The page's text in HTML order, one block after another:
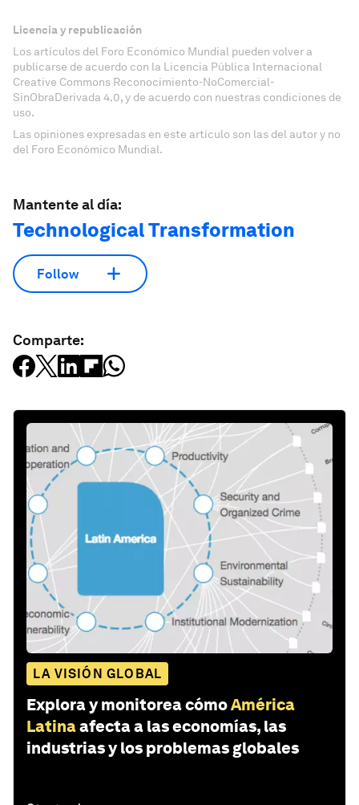
Licencia y republicación
Los artículos del Foro Económico Mundial pueden volver a
publicarse de acuerdo con la Licencia Pública Internacional
Creative Commons Reconocimiento-NoComercial-
SinObraDerivada 4.0, y de acuerdo con nuestras condiciones de
uso.
Las opiniones expresadas en este artículo son las del autor y no
del Foro Económico Mundial.
Mantente al día:
Technological Transformation
Follow
Comparte:
LA VISIÓN GLOBAL
Explora y monitorea cómoAmérica
Latinaafecta a las economías, las
industrias y los problemas globales